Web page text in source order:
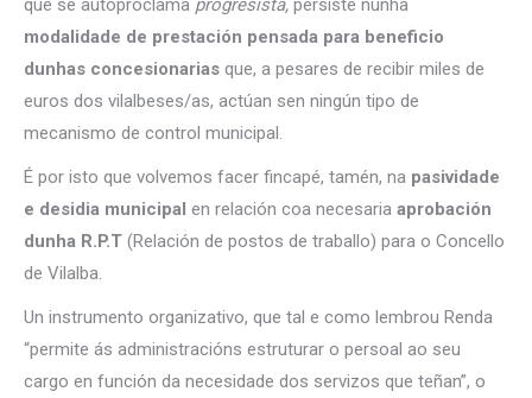
que se autoproclama progresista, persiste nunha
modalidade de prestación pensada para beneficio
dunhas concesionarias que, a pesares de recibir miles de
euros dos vilalbeses/as, actúan sen ningún tipo de
mecanismo de control municipal.
É por isto que volvemos facer fincapé, tamén, na pasividade
e desidia municipal en relación coa necesaria aprobación
dunha R.P.T (Relación de postos de traballo) para o Concello
de Vilalba.
Un instrumento organizativo, que tal e como lembrou Renda
“permite ás administracións estruturar o persoal ao seu
cargo en función da necesidade dos servizos que teñan”, o